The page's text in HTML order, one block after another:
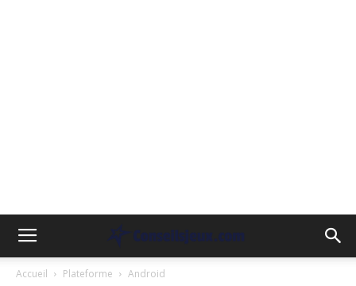
Accueil Plateforme Android